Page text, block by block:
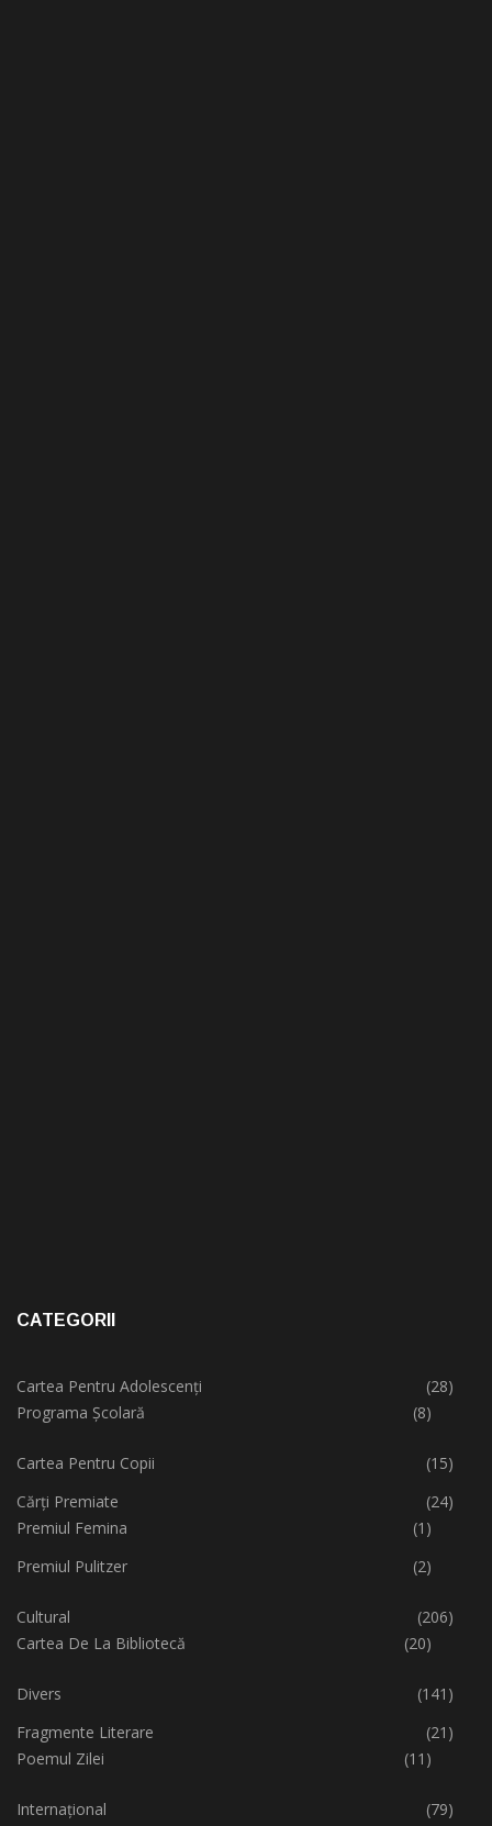
CATEGORII
Cartea Pentru Adolescenți
(28)
Programa Școlară
(8)
Cartea Pentru Copii
(15)
Cărți Premiate
(24)
Premiul Femina
(1)
Premiul Pulitzer
(2)
Cultural
(206)
Cartea De La Bibliotecă
(20)
Divers
(141)
Fragmente Literare
(21)
Poemul Zilei
(11)
Internațional (79)